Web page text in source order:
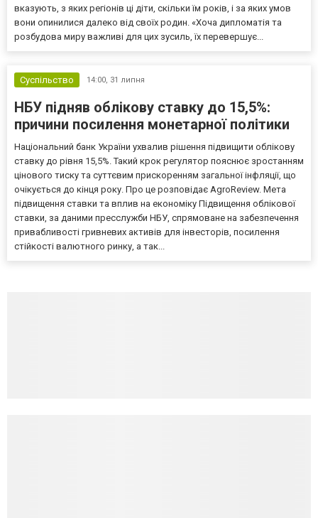
вказують, з яких регіонів ці діти, скільки їм років, і за яких умов
вони опинилися далеко від своїх родин. «Хоча дипломатія та
розбудова миру важливі для цих зусиль, їх перевершує...
Суспільство 14:00, 31 липня
НБУ підняв облікову ставку до 15,5%:
причини посилення монетарної політики
Національний банк України ухвалив рішення підвищити облікову
ставку до рівня 15,5%. Такий крок регулятор пояснює зростанням
цінового тиску та суттєвим прискоренням загальної інфляції, що
очікується до кінця року. Про це розповідає AgroReview. Мета
підвищення ставки та вплив на економіку Підвищення облікової
ставки, за даними пресслужби НБУ, спрямоване на забезпечення
привабливості гривневих активів для інвесторів, посилення
стійкості валютного ринку, а так...